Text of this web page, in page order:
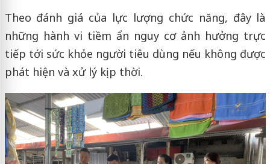
Theo đánh giá của lực lượng chức năng, đây là
những hành vi tiềm ẩn nguy cơ ảnh hưởng trực
tiếp tới sức khỏe người tiêu dùng nếu không được
phát hiện và xử lý kịp thời.